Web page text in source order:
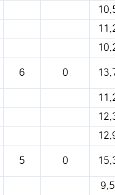
6 0
5 0
9.5